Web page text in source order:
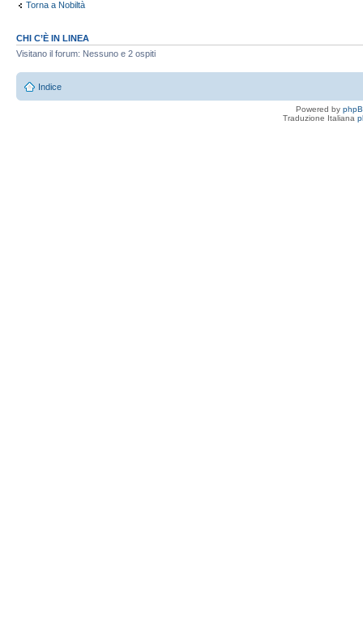
Torna a Nobiltà
CHI C’È IN LINEA
Visitano il forum: Nessuno e 2 ospiti
Indice
Powered by
Traduzione Italiana